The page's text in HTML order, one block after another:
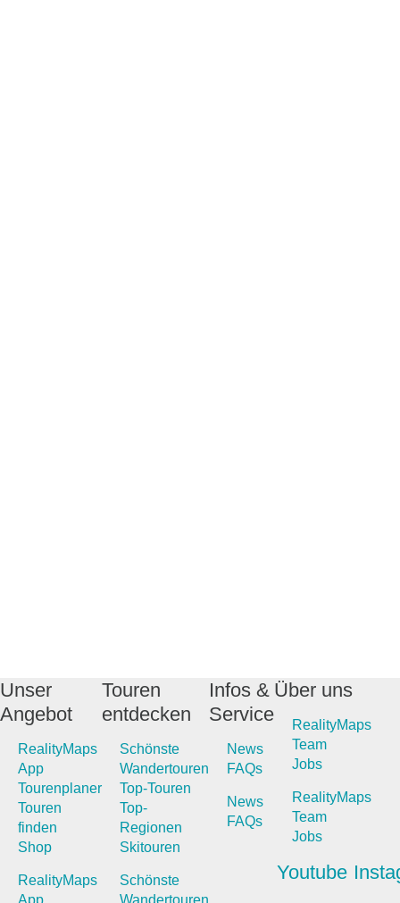
Unser
Angebot
RealityMaps
App
Tourenplaner
Touren
finden
Shop
RealityMaps
App
Touren
entdecken
Schönste
Wandertouren
Top-Touren
Top-
Regionen
Skitouren
Schönste
Wandertouren
Infos &
Service
News
FAQs
News
FAQs
Über uns
RealityMaps
Team
Jobs
RealityMaps
Team
Jobs
Youtube